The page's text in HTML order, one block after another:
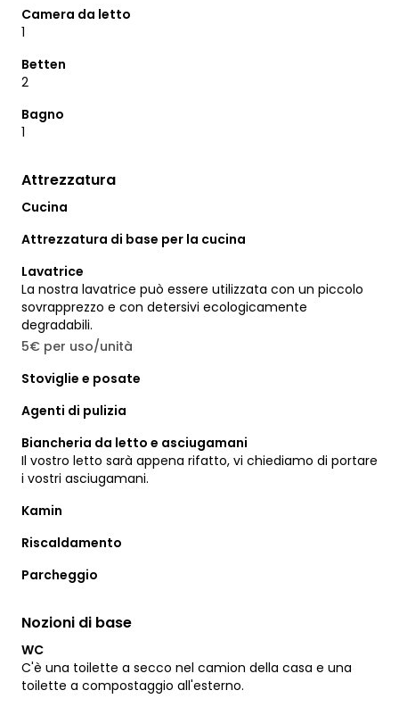
Camera da letto
1
Betten
2
Bagno
1
Attrezzatura
Cucina
Attrezzatura di base per la cucina
Lavatrice
La nostra lavatrice può essere utilizzata con un piccolo
sovrapprezzo e con detersivi ecologicamente
degradabili.
5€ per uso/unità
Stoviglie e posate
Agenti di pulizia
Biancheria da letto e asciugamani
Il vostro letto sarà appena rifatto, vi chiediamo di portare
i vostri asciugamani.
Kamin
Riscaldamento
Parcheggio
Nozioni di base
WC
C'è una toilette a secco nel camion della casa e una
toilette a compostaggio all'esterno.